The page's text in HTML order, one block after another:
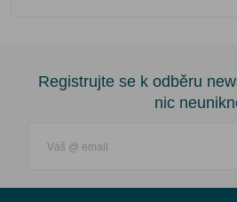
Registrujte se k odběru
nic